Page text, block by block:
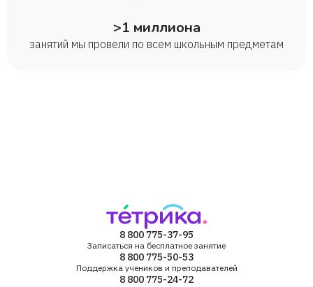
>1 миллиона
занятий мы провели по всем школьным предметам
8 800 775-37-95
Записаться на бесплатное занятие
8 800 775-50-53
Поддержка учеников и преподавателей
8 800 775-24-72